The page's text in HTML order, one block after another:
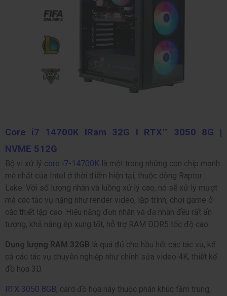
Core i7 14700K IRam 32G I RTX™ 3050 8G |
NVME 512G
Bộ vi xử lý core i7-14700K là một trong những con chip mạnh
mẽ nhất của Intel ở thời điểm hiện tại, thuộc dòng Raptor
Lake. Với số lượng nhân và luồng xử lý cao, nó sẽ xử lý mượt
mà các tác vụ nặng như render video, lập trình, chơi game ở
các thiết lập cao. Hiệu năng đơn nhân và đa nhân đều rất ấn
tượng, khả năng ép xung tốt, hỗ trợ RAM DDR5 tốc độ cao.
Dung lượng RAM 32GB là quá đủ cho hầu hết các tác vụ, kể
cả các tác vụ chuyên nghiệp như chỉnh sửa video 4K, thiết kế
đồ họa 3D.
RTX 3050 8GB, card đồ họa này thuộc phân khúc tầm trung,